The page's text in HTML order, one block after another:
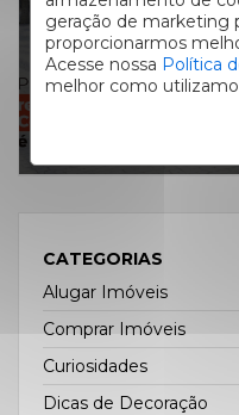
geração de marketing
proporcionarmos
Acesse nossa Política
melhor como
Centro de
é tão
CATEGORIAS
Alugar Imóveis
Comprar Imóveis
Curiosidades
Dicas de Decoração